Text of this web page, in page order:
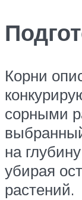
Корни
сорными
на
убирая
растений.